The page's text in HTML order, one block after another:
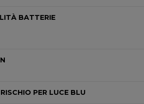
BATTERIE
PER LUCE BLU